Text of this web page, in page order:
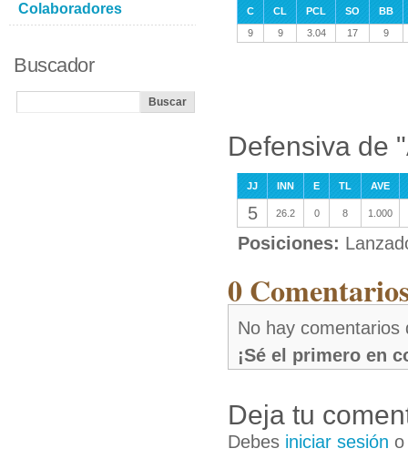
C CL PCL SO
BB
9
9 3.04 17 9
Defensiva de
JJ INN E TL AVE
5 26.2 0 8 1.000
Posiciones:
0
No hay comentarios
¡Sé el primero en
Deja tu
Debes iniciar sesión
Colaboradores
Buscador